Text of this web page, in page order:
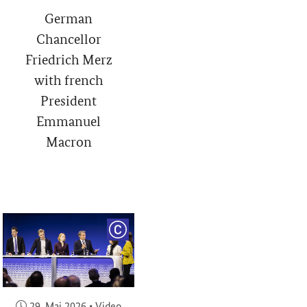
German
Chancellor
Friedrich Merz
with french
President
Emmanuel
Macron
COPYRIGHT